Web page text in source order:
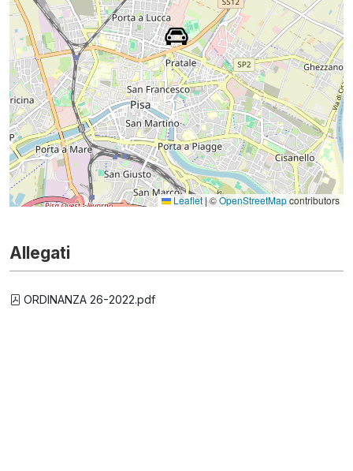
Leaflet|©OpenStreetMapcontributors
Allegati
ORDINANZA 26-2022.pdf